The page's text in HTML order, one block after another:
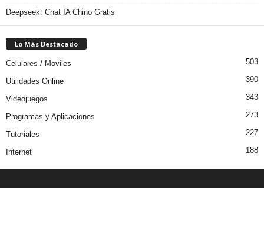
Deepseek: Chat IA Chino Gratis
Lo Más Destacado
Celulares / Moviles 503
Utilidades Online 390
Videojuegos 343
Programas y Aplicaciones 273
Tutoriales 227
Internet 188